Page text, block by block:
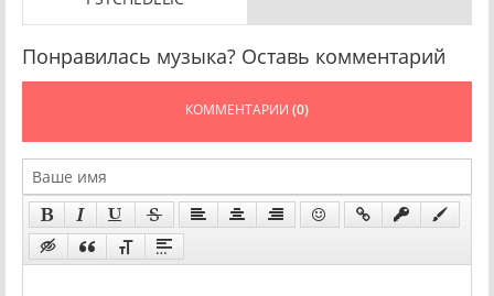
Понравилась музыка? Оставь комментарий
КОММЕНТАРИИ (0)